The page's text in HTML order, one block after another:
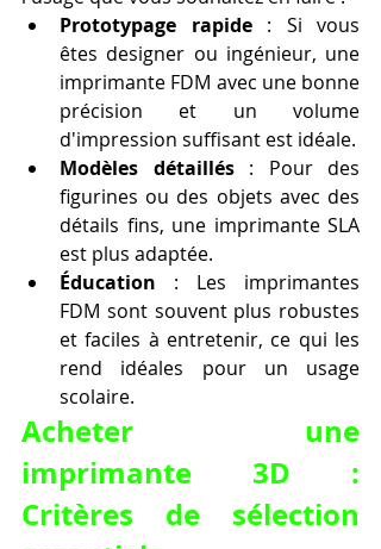
Prototypage rapide : Si vous
êtes designer ou ingénieur, une
imprimante FDM avec une bonne
précision et un volume
d'impression suffisant est idéale.
Modèles détaillés : Pour des
figurines ou des objets avec des
détails fins, une imprimante SLA
est plus adaptée.
Éducation : Les imprimantes
FDM sont souvent plus robustes
et faciles à entretenir, ce qui les
rend idéales pour un usage
scolaire.
Acheter une
imprimante 3D :
Critères de sélection